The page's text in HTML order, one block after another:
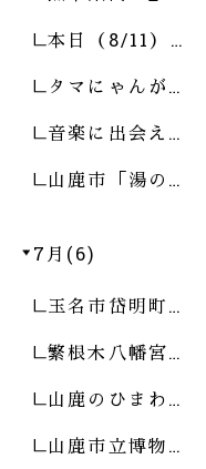
本日（8/11）…
タマにゃんが…
音楽に出会え…
山鹿市「湯の…
7月(6)
玉名市岱明町…
繁根木八幡宮…
山鹿のひまわ…
山鹿市立博物…